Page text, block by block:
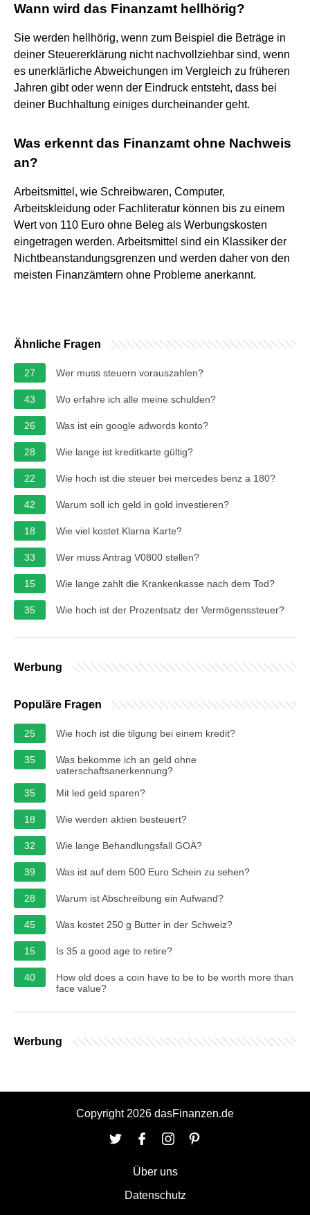
Wann wird das Finanzamt hellhörig?
Sie werden hellhörig, wenn zum Beispiel die Beträge in
deiner Steuererklärung nicht nachvollziehbar sind, wenn
es unerklärliche Abweichungen im Vergleich zu früheren
Jahren gibt oder wenn der Eindruck entsteht, dass bei
deiner Buchhaltung einiges durcheinander geht.
Was erkennt das Finanzamt ohne Nachweis
an?
Arbeitsmittel, wie Schreibwaren, Computer,
Arbeitskleidung oder Fachliteratur können bis zu einem
Wert von 110 Euro ohne Beleg als Werbungskosten
eingetragen werden. Arbeitsmittel sind ein Klassiker der
Nichtbeanstandungsgrenzen und werden daher von den
meisten Finanzämtern ohne Probleme anerkannt.
Ähnliche Fragen
27 Wer muss steuern vorauszahlen?
43 Wo erfahre ich alle meine schulden?
26 Was ist ein google adwords konto?
28 Wie lange ist kreditkarte gültig?
22 Wie hoch ist die steuer bei mercedes benz a 180?
42 Warum soll ich geld in gold investieren?
18 Wie viel kostet Klarna Karte?
33 Wer muss Antrag V0800 stellen?
15 Wie lange zahlt die Krankenkasse nach dem Tod?
35 Wie hoch ist der Prozentsatz der Vermögenssteuer?
Werbung
Populäre Fragen
25 Wie hoch ist die tilgung bei einem kredit?
35
Was bekomme ich an geld ohne
vaterschaftsanerkennung?
35
Mit led geld sparen?
18 Wie werden aktien besteuert?
32 Wie lange Behandlungsfall GOÄ?
39 Was ist auf dem 500 Euro Schein zu sehen?
28 Warum ist Abschreibung ein Aufwand?
45 Was kostet 250 g Butter in der Schweiz?
15 Is 35 a good age to retire?
40
How old does a coin have to be to be worth more than
face value?
Werbung
Copyright 2026 dasFinanzen.de
Über uns
Datenschutz